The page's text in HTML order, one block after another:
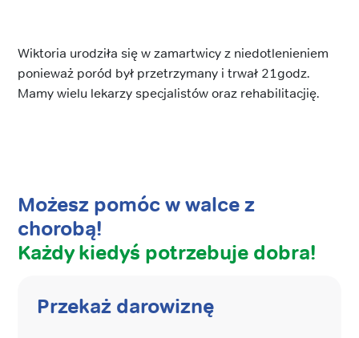
Wiktoria urodziła się w zamartwicy z niedotlenieniem
ponieważ poród był przetrzymany i trwał 21godz.
Mamy wielu lekarzy specjalistów oraz rehabilitacjię.
Możesz pomóc w walce z
chorobą!
Każdy kiedyś potrzebuje dobra!
Przekaż darowiznę